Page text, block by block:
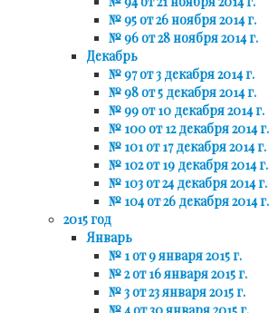
№ 95 от 26 ноября 2014 г.
№ 96 от 28 ноября 2014 г.
Декабрь
№ 97 от 3 декабря 2014 г.
№ 98 от 5 декабря 2014 г.
№ 99 от 10 декабря 2014 г.
№ 100 от 12 декабря 2014 г.
№ 101 от 17 декабря 2014 г.
№ 102 от 19 декабря 2014 г.
№ 103 от 24 декабря 2014 г.
№ 104 от 26 декабря 2014 г.
2015 год
Январь
№ 1 от 9 января 2015 г.
№ 2 от 16 января 2015 г.
№ 3 от 23 января 2015 г.